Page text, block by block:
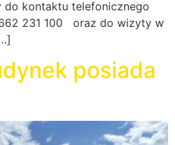
do kontaktu telefonicznego
231 100 oraz do wizyty w
posiada